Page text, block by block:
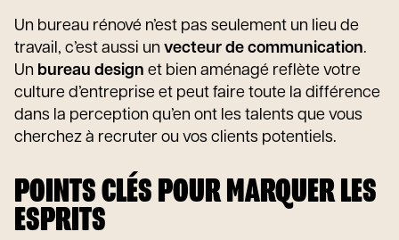
Un bureau rénové n’est pas seulement un lieu de
travail, c’est aussi un vecteur de communication.
Un bureau design et bien aménagé reflète votre
culture d’entreprise et peut faire toute la différence
dans la perception qu’en ont les talents que vous
cherchez à recruter ou vos clients potentiels.
POINTS CLÉS POUR MARQUER LES
ESPRITS